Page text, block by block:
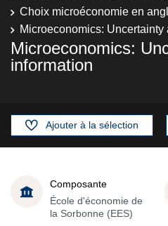
Choix microéconomie en
Microeconomics: Uncertainty
Microeconomics:
information
Ajouter à la sélection
Composante
École d'économie de
la Sorbonne (EES)